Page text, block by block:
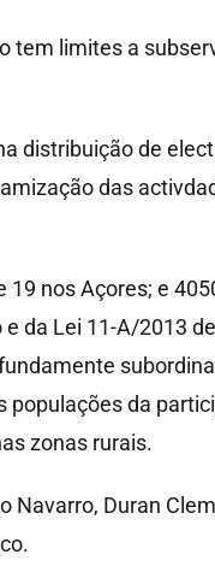
limites a
distribuição de
das
nos Açores; e
da Lei 11-A/2013
da
zonas rurais.
Duran